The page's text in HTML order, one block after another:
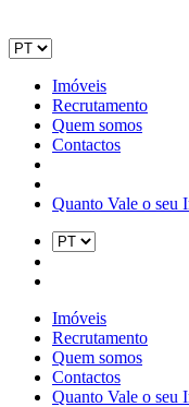
Imóveis
Recrutamento
Quem somos
Contactos
Quanto Vale o seu
Imóveis
Recrutamento
Quem somos
Contactos
Quanto Vale o seu